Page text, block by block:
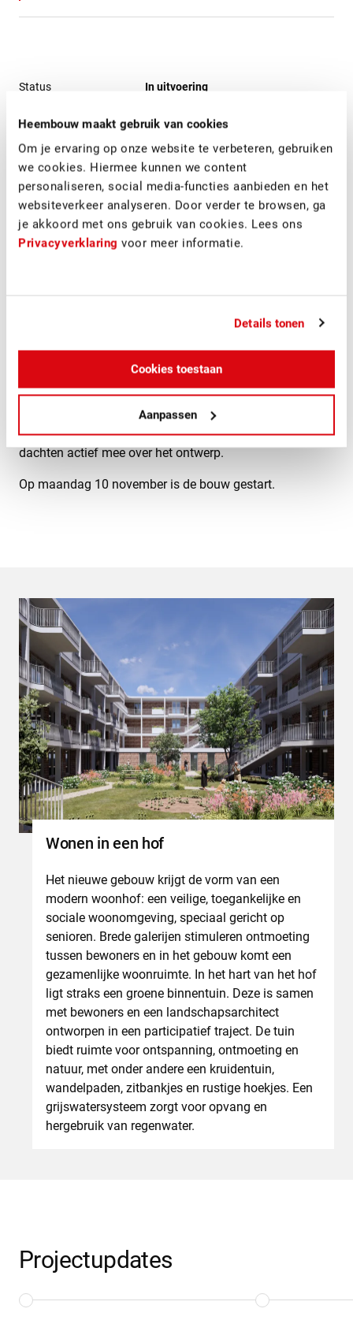
Heembouw maakt gebruik van cookies
Om je ervaring op onze website te verbeteren, gebruiken
we cookies. Hiermee kunnen we content
personaliseren, social media-functies aanbieden en het
websiteverkeer analyseren. Door verder te browsen, ga
je akkoord met ons gebruik van cookies. Lees ons
Privacyverklaring voor meer informatie.
Details tonen
Cookies toestaan
Aanpassen
Status In uitvoering
Locatie Rotterdam
Opdrachtgever Woonstad Rotterdam
duurzame seniorenwoningen in de wijk Bloemhof. Het
project is tot stand gekomen in samenwerking met
(toekomstige) bewoners. Verschillende bewoners die
eerder in het oude blok woonden en straks terugkeren,
dachten actief mee over het ontwerp.
Op maandag 10 november is de bouw gestart.
Wonen in een hof
Het nieuwe gebouw krijgt de vorm van een
modern woonhof: een veilige, toegankelijke en
sociale woonomgeving, speciaal gericht op
senioren. Brede galerijen stimuleren ontmoeting
tussen bewoners en in het gebouw komt een
gezamenlijke woonruimte. In het hart van het hof
ligt straks een groene binnentuin. Deze is samen
met bewoners en een landschapsarchitect
ontworpen in een participatief traject. De tuin
biedt ruimte voor ontspanning, ontmoeting en
natuur, met onder andere een kruidentuin,
wandelpaden, zitbankjes en rustige hoekjes. Een
grijswatersysteem zorgt voor opvang en
hergebruik van regenwater.
Projectupdates